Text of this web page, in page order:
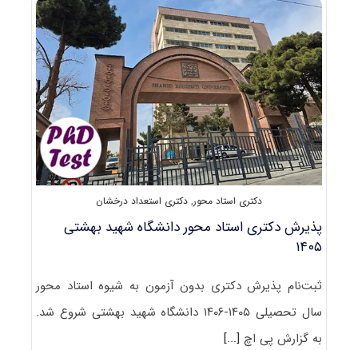
دانشگاه
تربیت
مدرس
۱۴۰۵
دکتری استاد محور, دکتری استعداد درخشان
پذیرش دکتری استاد محور دانشگاه شهید بهشتی
۱۴۰۵
ثبت‌نام پذیرش دکتری بدون آزمون به شیوه استاد محور
سال تحصیلی ۱۴۰۵-۱۴۰۶ دانشگاه شهید بهشتی شروع شد.
به گزارش پی اچ[...]